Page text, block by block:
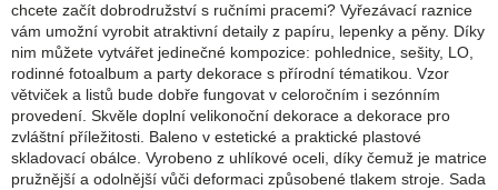
chcete začít dobrodružství s ručními pracemi? Vyřezávací raznice
vám umožní vyrobit atraktivní detaily z papíru, lepenky a pěny. Díky
nim můžete vytvářet jedinečné kompozice: pohlednice, sešity, LO,
rodinné fotoalbum a party dekorace s přírodní tématikou. Vzor
větviček a listů bude dobře fungovat v celoročním i sezónním
provedení. Skvěle doplní velikonoční dekorace a dekorace pro
zvláštní příležitosti. Baleno v estetické a praktické plastové
skladovací obálce. Vyrobeno z uhlíkové oceli, díky čemuž je matrice
pružnější a odolnější vůči deformaci způsobené tlakem stroje. Sada